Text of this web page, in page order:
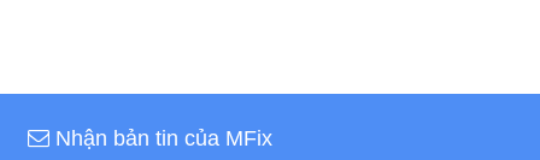
Nhận bản tin của MFix